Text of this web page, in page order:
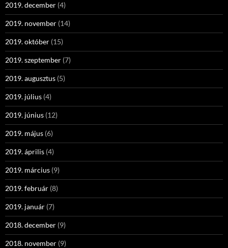
2019. december (4)
2019. november (14)
2019. október (15)
2019. szeptember (7)
2019. augusztus (5)
2019. július (4)
2019. június (12)
2019. május (6)
2019. április (4)
2019. március (9)
2019. február (8)
2019. január (7)
2018. december (9)
2018. november (9)